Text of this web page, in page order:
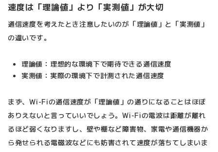
速度は「理論値」より「実測値」が大切
通信速度を考えたとき注意したいのが「理論値」と「実測値」
の違いです。
理論値：理想的な環境下で期待できる通信速度
実測値：実際の環境下で計測された通信速度
まず、Wi-Fiの通信速度が「理論値」の通りになることはほぼ
ありえないと言っていいでしょう。Wi-Fiの電波は距離が離れ
るほど弱くなりますし、壁や棚など障害物、家電や通信機器か
ら発せられる電磁波などにも妨害されて速度が落ちてしまいま